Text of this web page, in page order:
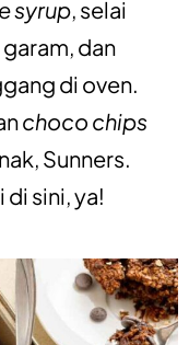
syrup, selai
dan
di oven.
choco chips
Sunners.
di sini, ya!